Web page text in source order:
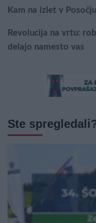
Kam na izlet v
Revolucija na vrtu:
delajo namesto vas
Ste